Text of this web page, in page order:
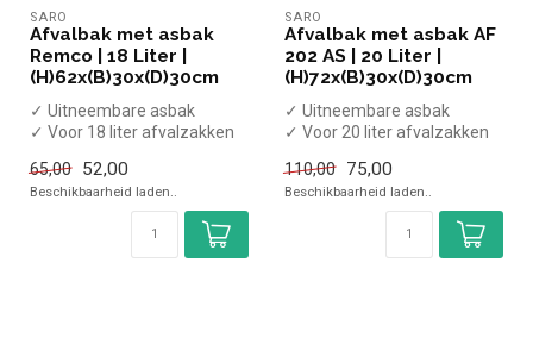
SARO
Afvalbak met asbak
Remco | 18 Liter |
(H)62x(B)30x(D)30cm
✓ Uitneembare asbak
✓ Voor 18 liter afvalzakken
✓ Staal
✓ Bre...
65,00 52,00
Beschikbaarheid laden..
SARO
Afvalbak met asbak AF
202 AS | 20 Liter |
(H)72x(B)30x(D)30cm
✓ Uitneembare asbak
✓ Voor 20 liter afvalzakken
✓ Staal
✓ Bre...
110,00 75,00
Beschikbaarheid laden..